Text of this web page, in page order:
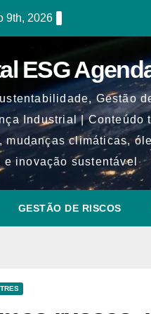
9th, 2026
ESG
Gestão
Industrial | Conteúdo
mudanças climáticas,
e inovação sustentável
GESTÃO DE RISCOS